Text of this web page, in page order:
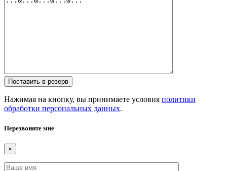
Нажимая на кнопку, вы принимаете условия политики
обработки персональных данных.
Перезвоните мне
×